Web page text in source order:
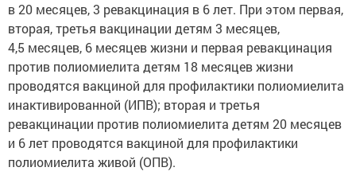
в 20 месяцев, 3 ревакцинация в 6 лет. При этом первая,
вторая, третья вакцинации детям 3 месяцев,
4,5 месяцев, 6 месяцев жизни и первая ревакцинация
против полиомиелита детям 18 месяцев жизни
проводятся вакциной для профилактики полиомиелита
инактивированной (ИПВ); вторая и третья
ревакцинации против полиомиелита детям 20 месяцев
и 6 лет проводятся вакциной для профилактики
полиомиелита живой (ОПВ).